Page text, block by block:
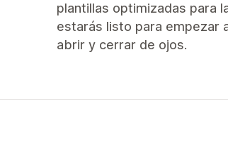
plantillas optimizadas para
estarás listo para empezar
abrir y cerrar de ojos.